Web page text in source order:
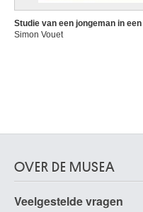
Studie van een jongeman in
Simon Vouet
OVER DE MUSEA
Veelgestelde vragen